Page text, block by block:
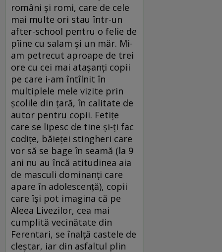
români și romi, care de cele
mai multe ori stau într-un
after-school pentru o felie de
pîine cu salam și un măr. Mi-
am petrecut aproape de trei
ore cu cei mai atașanți copii
pe care i-am întîlnit în
multiplele mele vizite prin
școlile din țară, în calitate de
autor pentru copii. Fetițe
care se lipesc de tine și-ți fac
codițe, băieței stingheri care
vor să se bage în seamă (la 9
ani nu au încă atitudinea aia
de masculi dominanți care
apare în adolescență), copii
care își pot imagina că pe
Aleea Livezilor, cea mai
cumplită vecinătate din
Ferentari, se înalță castele de
cleștar, iar din asfaltul plin